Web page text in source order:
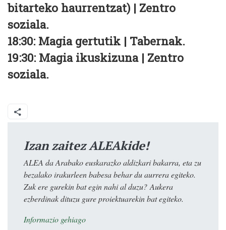
bitarteko haurrentzat) | Zentro
soziala.
18:30: Magia gertutik | Tabernak.
19:30: Magia ikuskizuna | Zentro
soziala.
Izan zaitez ALEAkide!
ALEA da Arabako euskarazko aldizkari bakarra, eta zu
bezalako irakurleen babesa behar du aurrera egiteko.
Zuk ere gurekin bat egin nahi al duzu? Aukera
ezberdinak dituzu gure proiektuarekin bat egiteko.
Informazio gehiago